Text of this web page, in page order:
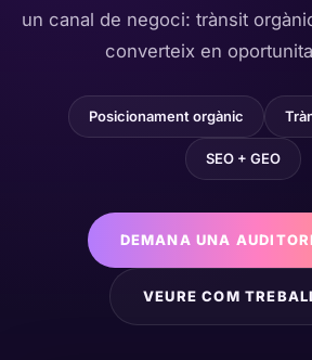
un canal de negoci: trànsit
converteix en
Posicionament orgànic
SEO + GEO
DEMANA UNA
VEURE COM